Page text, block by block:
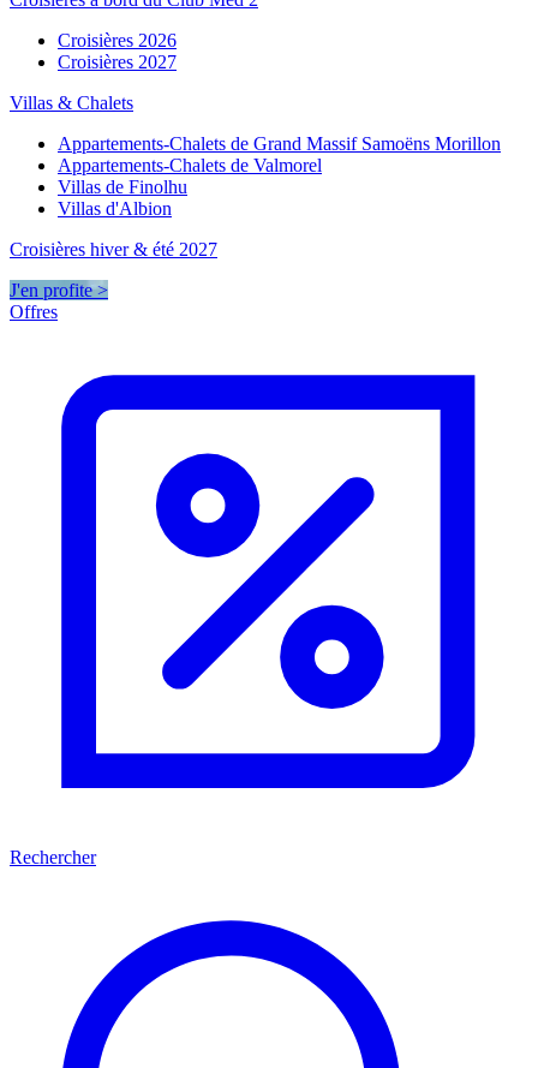
Croisières 2026
Croisières 2027
Villas & Chalets
Appartements-Chalets de Grand Massif Samoëns Morillon
Appartements-Chalets de Valmorel
Villas de Finolhu
Villas d'Albion
Croisières hiver & été 2027
J'en profite >
Offres
Rechercher